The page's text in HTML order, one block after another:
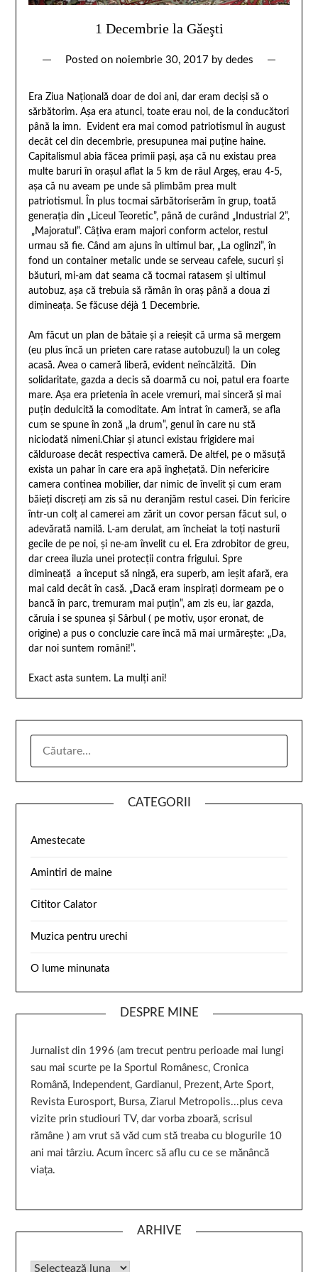
1 Decembrie la Găeşti
Posted on noiembrie 30, 2017 by dedes
Era Ziua Națională doar de doi ani, dar eram deciși să o
sărbătorim. Așa era atunci, toate erau noi, de la conducători
până la imn. Evident era mai comod patriotismul în august
decât cel din decembrie, presupunea mai puține haine.
Capitalismul abia făcea primii pași, așa că nu existau prea
multe baruri în orașul aflat la 5 km de râul Argeş, erau 4-5,
așa că nu aveam pe unde să plimbăm prea mult
patriotismul. În plus tocmai sărbătoriserăm în grup, toată
generația din „Liceul Teoretic”, până de curând „Industrial 2”,
„Majoratul”. Câțiva eram majori conform actelor, restul
urmau să fie. Când am ajuns în ultimul bar, „La oglinzi”, în
fond un container metalic unde se serveau cafele, sucuri și
băuturi, mi-am dat seama că tocmai ratasem și ultimul
autobuz, așa că trebuia să rămân în oraș până a doua zi
dimineața. Se făcuse déjà 1 Decembrie.
Am făcut un plan de bătaie și a reieșit că urma să mergem
(eu plus încă un prieten care ratase autobuzul) la un coleg
acasă. Avea o cameră liberă, evident neîncălzită. Din
solidaritate, gazda a decis să doarmă cu noi, patul era foarte
mare. Așa era prietenia în acele vremuri, mai sinceră și mai
puțin dedulcită la comoditate. Am intrat în cameră, se afla
cum se spune în zonă „la drum”, genul în care nu stă
niciodată nimeni.Chiar și atunci existau frigidere mai
călduroase decât respectiva cameră. De altfel, pe o măsuță
exista un pahar în care era apă înghețată. Din nefericire
camera continea mobilier, dar nimic de învelit și cum eram
băieți discreți am zis să nu deranjăm restul casei. Din fericire
într-un colț al camerei am zărit un covor persan făcut sul, o
adevărată namilă. L-am derulat, am încheiat la toți nasturii
gecile de pe noi, și ne-am învelit cu el. Era zdrobitor de greu,
dar creea iluzia unei protecții contra frigului. Spre
dimineață a început să ningă, era superb, am ieșit afară, era
mai cald decât în casă. „Dacă eram inspirați dormeam pe o
bancă în parc, tremuram mai puțin”, am zis eu, iar gazda,
căruia i se spunea și Sârbul ( pe motiv, ușor eronat, de
origine) a pus o concluzie care încă mă mai urmărește: „Da,
dar noi suntem români!”.
Exact asta suntem. La mulți ani!
CATEGORII
Amestecate
Amintiri de maine
Cititor Calator
Muzica pentru urechi
O lume minunata
DESPRE MINE
Jurnalist din 1996 (am trecut pentru perioade mai lungi
sau mai scurte pe la Sportul Românesc, Cronica
Română, Independent, Gardianul, Prezent, Arte Sport,
Revista Eurosport, Bursa, Ziarul Metropolis...plus ceva
vizite prin studiouri TV, dar vorba zboară, scrisul
rămâne ) am vrut să văd cum stă treaba cu blogurile 10
ani mai târziu. Acum încerc să aflu cu ce se mănâncă
viața.
ARHIVE